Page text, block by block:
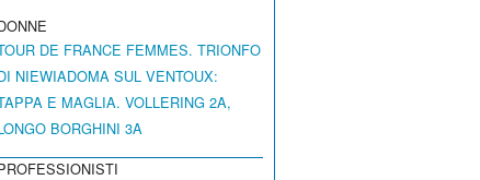
DE FRANCE FEMMES. TRIONFO
NIEWIADOMA SUL VENTOUX:
E MAGLIA. VOLLERING 2A,
BORGHINI 3A